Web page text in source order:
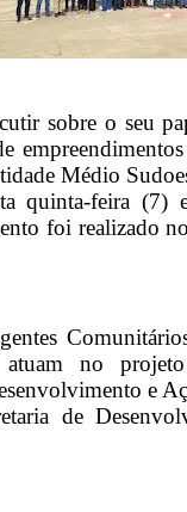
sobre o seu
Médio
quinta-feira
foi realizado
no
e
de